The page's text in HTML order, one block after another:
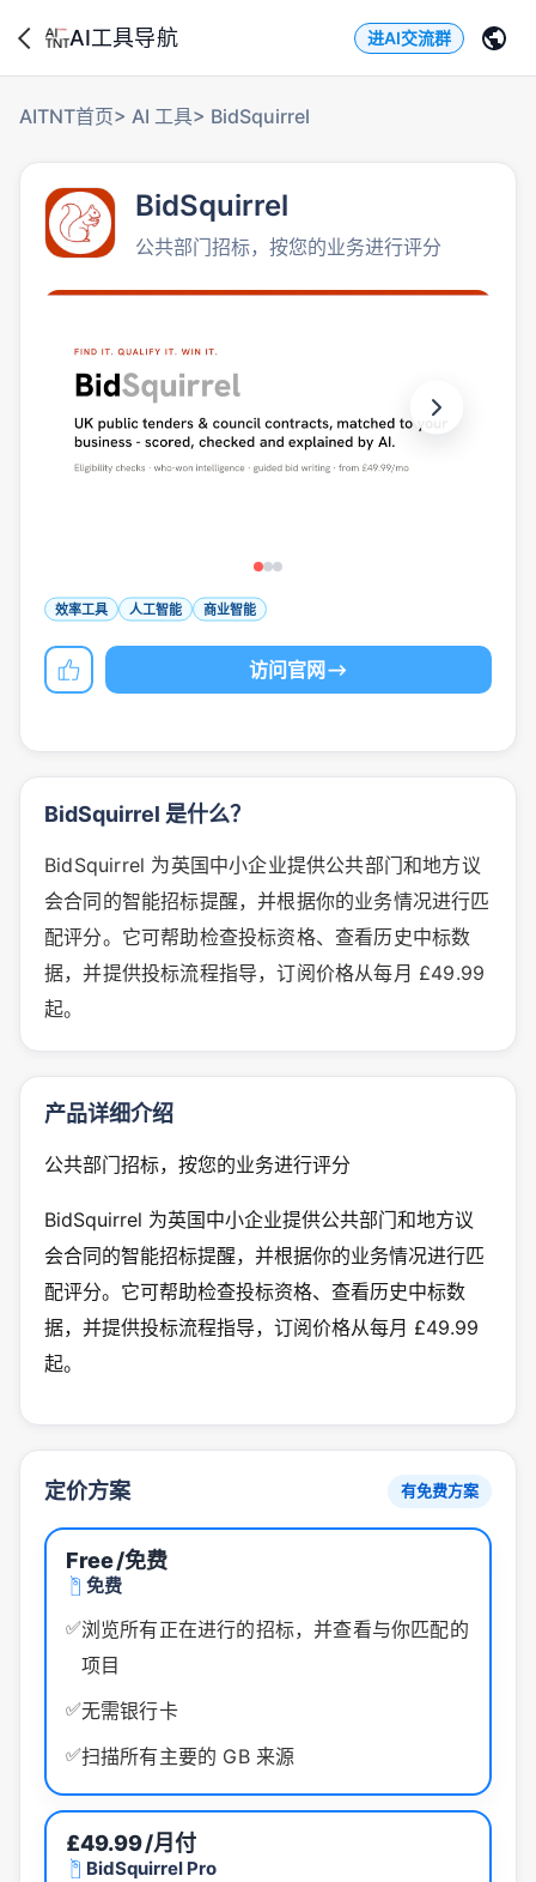
AI工具导航 进AI交流群
AITNT首页> AI 工具> BidSquirrel
BidSquirrel
公共部门招标，按您的业务进行评分
效率工具 人工智能 商业智能
访问官网
BidSquirrel 是什么？
BidSquirrel 为英国中小企业提供公共部门和地方议
会合同的智能招标提醒，并根据你的业务情况进行匹
配评分。它可帮助检查投标资格、查看历史中标数
据，并提供投标流程指导，订阅价格从每月 £49.99
起。
产品详细介绍
公共部门招标，按您的业务进行评分
BidSquirrel 为英国中小企业提供公共部门和地方议
会合同的智能招标提醒，并根据你的业务情况进行匹
配评分。它可帮助检查投标资格、查看历史中标数
据，并提供投标流程指导，订阅价格从每月 £49.99
起。
定价方案 有免费方案
Free/免费
免费
✅浏览所有正在进行的招标，并查看与你匹配的
项目
✅无需银行卡
✅扫描所有主要的 GB 来源
£49.99/月付
BidSquirrel Pro